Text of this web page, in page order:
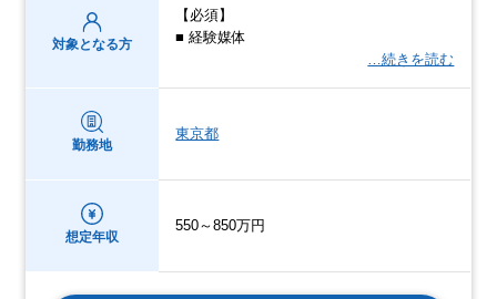
対象となる方
【必須】
■ 経験媒体
…続きを読む
勤務地
東京都
想定年収
550～850万円